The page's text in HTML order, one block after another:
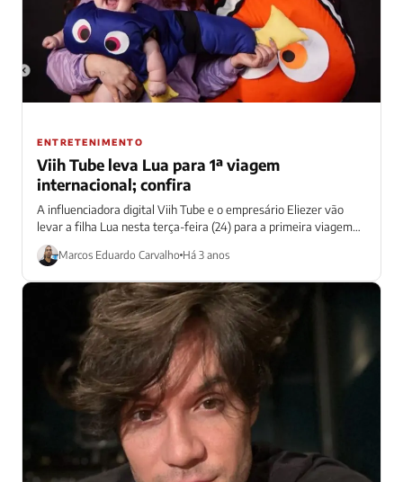
ENTRETENIMENTO
Viih Tube leva Lua para 1ª viagem
internacional; confira
A influenciadora digital Viih Tube e o empresário Eliezer vão
levar a filha Lua nesta terça-feira (24) para a primeira viagem
internacional....
Marcos Eduardo Carvalho Há 3 anos